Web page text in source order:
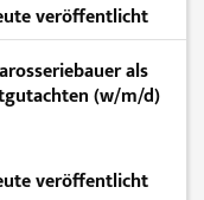
veröffentlicht
als
(w/m/d)
veröffentlicht